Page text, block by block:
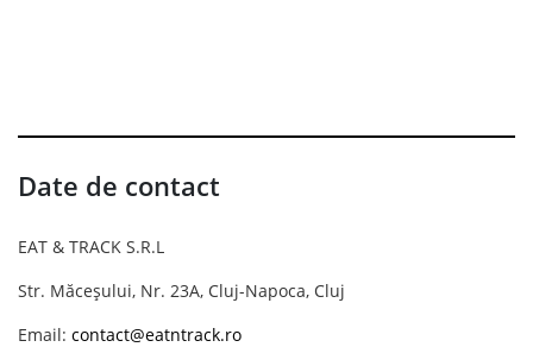
Date de contact
EAT & TRACK S.R.L
Str. Măceșului, Nr. 23A, Cluj-Napoca, Cluj
Email: contact@eatntrack.ro